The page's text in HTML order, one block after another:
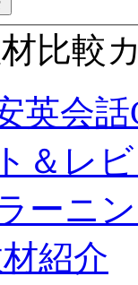
比較
英会
＆レ
ーニ
紹介